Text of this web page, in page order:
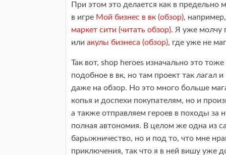
При этом это делается как в предельно
в игре Мой бизнес в вк (обзор),
маркет сити (читать обзор). Я уже молчу
или акулы бизнеса (обзор), где уже не
Так вот, shop heroes изначально это
подобное в вк, но там проект так лагал
даже на обзор. Но это много больше
копья и доспехи покупателям, но и
а также отправляем героев в походы за
полная автономия. В целом же одна из
барыжничество, но и под то, что мне
приключения, так что я в ней вишу уже